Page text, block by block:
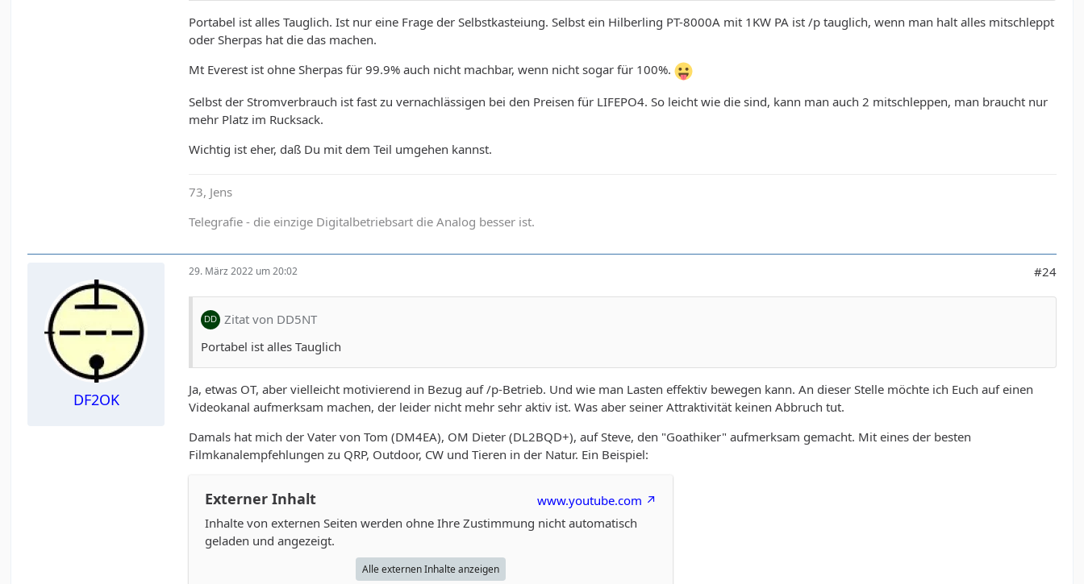
Portabel ist alles Tauglich. Ist nur eine Frage der Selbstkasteiung. Selbst ein Hilberling PT-8000A mit 1KW PA ist /p tauglich, wenn man halt alles mitschleppt
oder Sherpas hat die das machen.
Mt Everest ist ohne Sherpas für 99.9% auch nicht machbar, wenn nicht sogar für 100%.
Selbst der Stromverbrauch ist fast zu vernachlässigen bei den Preisen für LIFEPO4. So leicht wie die sind, kann man auch 2 mitschleppen, man braucht nur
mehr Platz im Rucksack.
Wichtig ist eher, daß Du mit dem Teil umgehen kannst.
73, Jens
Telegrafie - die einzige Digitalbetriebsart die Analog besser ist.
DF2OK
29. März 2022 um 20:02 #24
Zitat von DD5NT
Portabel ist alles Tauglich
Ja, etwas OT, aber vielleicht motivierend in Bezug auf /p-Betrieb. Und wie man Lasten effektiv bewegen kann. An dieser Stelle möchte ich Euch auf einen
Videokanal aufmerksam machen, der leider nicht mehr sehr aktiv ist. Was aber seiner Attraktivität keinen Abbruch tut.
Damals hat mich der Vater von Tom (DM4EA), OM Dieter (DL2BQD+), auf Steve, den "Goathiker" aufmerksam gemacht. Mit eines der besten
Filmkanalempfehlungen zu QRP, Outdoor, CW und Tieren in der Natur. Ein Beispiel:
Externer Inhalt
www.youtube.com
Inhalte von externen Seiten werden ohne Ihre Zustimmung nicht automatisch
geladen und angezeigt.
Alle externen Inhalte anzeigen